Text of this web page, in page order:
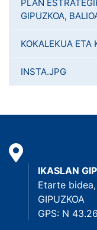
PLAN
GIPUZKOA,
KOKALEKUA ETA
INSTA.JPG
IKASLAN
Etarte
GIPUZKOA
GPS: N